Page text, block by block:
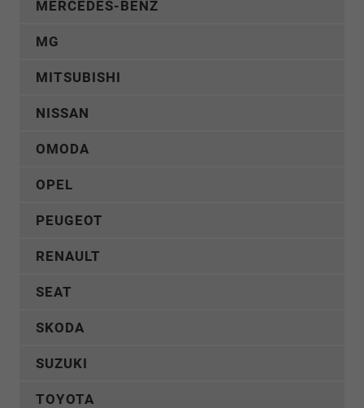
MERCEDES-BENZ
MG
MITSUBISHI
NISSAN
OMODA
OPEL
PEUGEOT
RENAULT
SEAT
SKODA
SUZUKI
TOYOTA